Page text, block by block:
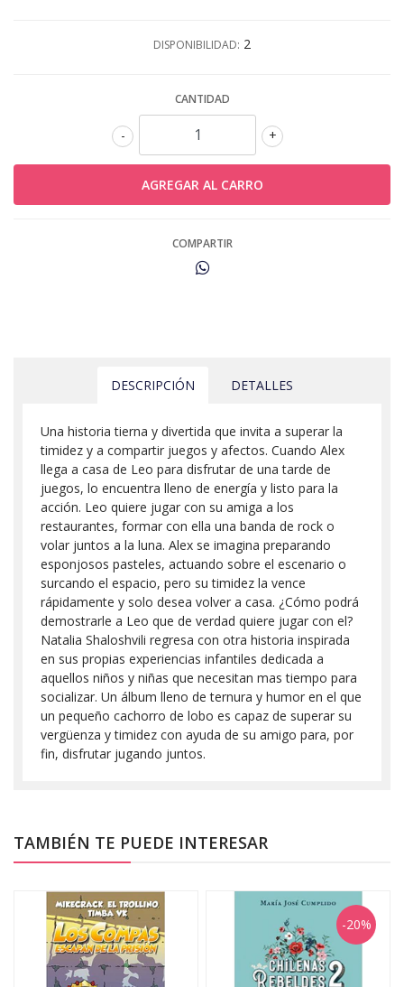
DISPONIBILIDAD: 2
CANTIDAD
+
-
COMPARTIR
DESCRIPCIÓN DETALLES
Una historia tierna y divertida que invita a superar la
timidez y a compartir juegos y afectos. Cuando Alex
llega a casa de Leo para disfrutar de una tarde de
juegos, lo encuentra lleno de energía y listo para la
acción. Leo quiere jugar con su amiga a los
restaurantes, formar con ella una banda de rock o
volar juntos a la luna. Alex se imagina preparando
esponjosos pasteles, actuando sobre el escenario o
surcando el espacio, pero su timidez la vence
rápidamente y solo desea volver a casa. ¿Cómo podrá
demostrarle a Leo que de verdad quiere jugar con el?
Natalia Shaloshvili regresa con otra historia inspirada
en sus propias experiencias infantiles dedicada a
aquellos niños y niñas que necesitan mas tiempo para
socializar. Un álbum lleno de ternura y humor en el que
un pequeño cachorro de lobo es capaz de superar su
vergüenza y timidez con ayuda de su amigo para, por
fin, disfrutar jugando juntos.
TAMBIÉN TE PUEDE INTERESAR
-20%